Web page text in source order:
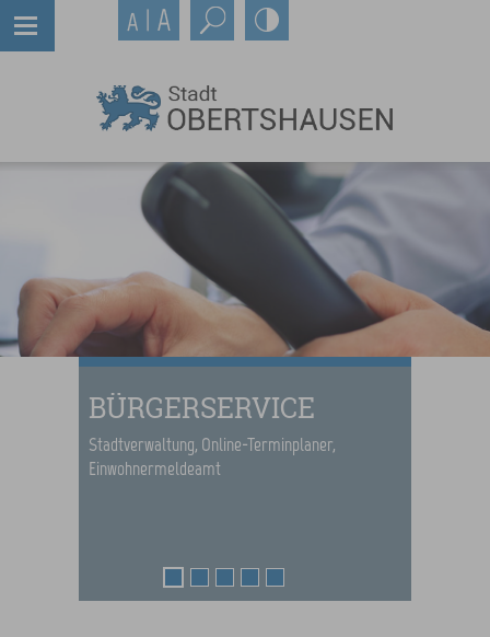
BÜRGERSERVICE
Stadtverwaltung, Online-Terminplaner,
Einwohnermeldeamt